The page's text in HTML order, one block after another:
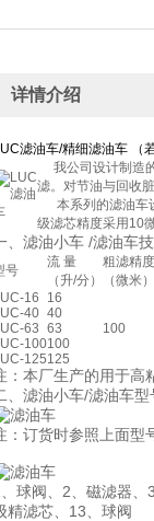
详情介绍
滤油车/精细滤油车 （
我公司设计制造
滤。对节油与回收
本系列的滤油车
级滤芯精度采用10
、滤油小车 /滤油车
号
流 量
（升/分）
粗滤精度
（微米）
16
16
100
40 40
63 63
100100
125125
：本厂生产的用于高
、滤油小车/滤油车型
：订货时参照上面型
球阀、2、磁滤器
精滤芯、13、球阀